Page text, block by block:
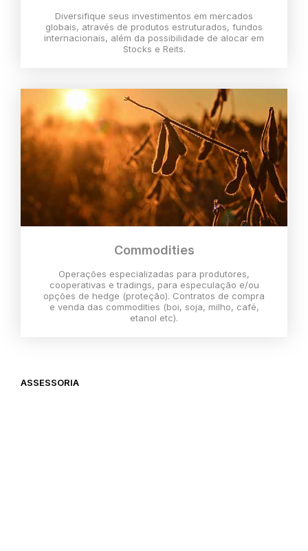
Diversifique seus investimentos em mercados
globais, através de produtos estruturados, fundos
internacionais, além da possibilidade de alocar em
Stocks e Reits.
Commodities
Operações especializadas para produtores,
cooperativas e tradings, para especulação e/ou
opções de hedge (proteção). Contratos de compra
e venda das commodities (boi, soja, milho, café,
etanol etc).
ASSESSORIA